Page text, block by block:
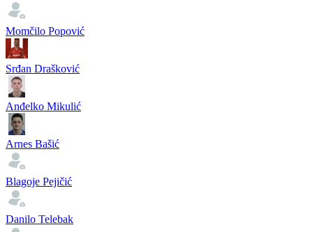
Momčilo Popović
Srđan Drašković
Anđelko Mikulić
Arnes Bašić
Blagoje Pejičić
Danilo Telebak